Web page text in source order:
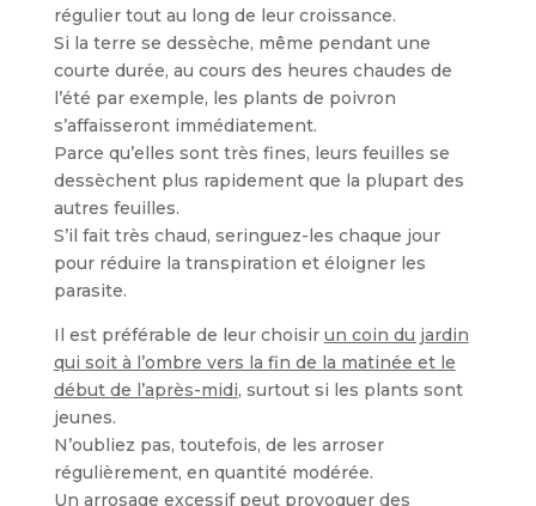
régulier tout au long de leur croissance.
Si la terre se dessèche, même pendant une
courte durée, au cours des heures chaudes de
l’été par exemple, les plants de poivron
s’affaisseront immédiatement.
Parce qu’elles sont très fines, leurs feuilles se
dessèchent plus rapidement que la plupart des
autres feuilles.
S’il fait très chaud, seringuez-les chaque jour
pour réduire la transpiration et éloigner les
parasite.
Il est préférable de leur choisir un coin du jardin
qui soit à l’ombre vers la fin de la matinée et le
début de l’après-midi, surtout si les plants sont
jeunes.
N’oubliez pas, toutefois, de les arroser
régulièrement, en quantité modérée.
Un arrosage excessif peut provoquer des